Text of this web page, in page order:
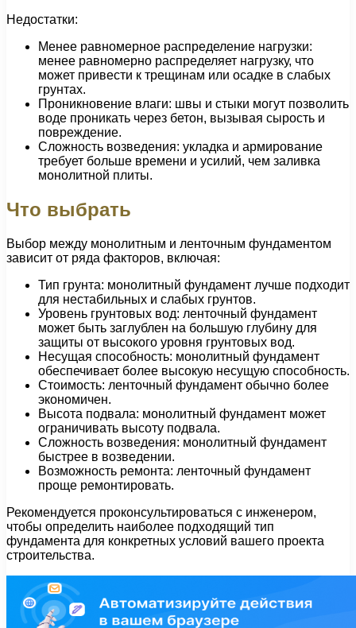
Недостатки:
Менее равномерное распределение нагрузки:
менее равномерно распределяет нагрузку, что
может привести к трещинам или осадке в слабых
грунтах.
Проникновение влаги: швы и стыки могут позволить
воде проникать через бетон, вызывая сырость и
повреждение.
Сложность возведения: укладка и армирование
требует больше времени и усилий, чем заливка
монолитной плиты.
Что выбрать
Выбор между монолитным и ленточным фундаментом
зависит от ряда факторов, включая:
Тип грунта: монолитный фундамент лучше подходит
для нестабильных и слабых грунтов.
Уровень грунтовых вод: ленточный фундамент
может быть заглублен на большую глубину для
защиты от высокого уровня грунтовых вод.
Несущая способность: монолитный фундамент
обеспечивает более высокую несущую способность.
Стоимость: ленточный фундамент обычно более
экономичен.
Высота подвала: монолитный фундамент может
ограничивать высоту подвала.
Сложность возведения: монолитный фундамент
быстрее в возведении.
Возможность ремонта: ленточный фундамент
проще ремонтировать.
Рекомендуется проконсультироваться с инженером,
чтобы определить наиболее подходящий тип
фундамента для конкретных условий вашего проекта
строительства.